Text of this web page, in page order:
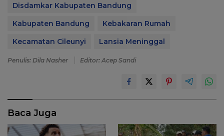
Disdamkar Kabupaten Bandung
Kabupaten Bandung
Kebakaran Rumah
Kecamatan Cileunyi
Lansia Meninggal
Penulis: Dila Nasher Editor: Acep Sandi
Baca Juga